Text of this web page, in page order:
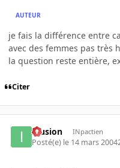
AUTEUR
je fais la différence entre
avec des femmes pas très
la question reste entière,
Citer
Illusion INpactien
Posté(e) le 14 mars 2004